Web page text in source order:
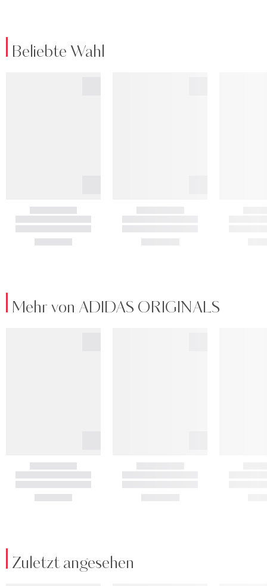
Beliebte Wahl
Mehr von ADIDAS ORIGINALS
Zuletzt angesehen